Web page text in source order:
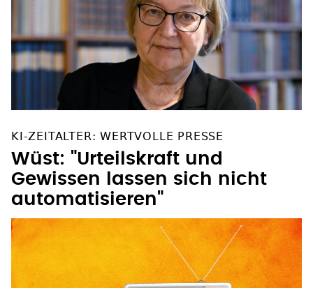
KI-ZEITALTER: WERTVOLLE PRESSE
Wüst: "Urteilskraft und
Gewissen lassen sich nicht
automatisieren"